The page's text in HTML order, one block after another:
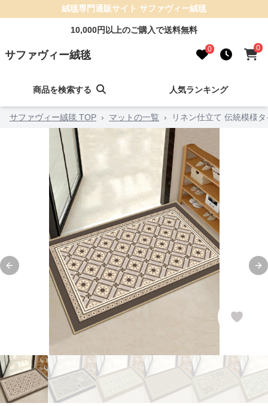
絨毯専門通販サイト サファヴィー絨毯
10,000円以上のご購入で送料無料
サファヴィー絨毯 0 0
商品を検索する 人気ランキング
サファヴィー絨毯 TOP › マットの一覧 › リネン仕立て 伝統模様
Previous slide